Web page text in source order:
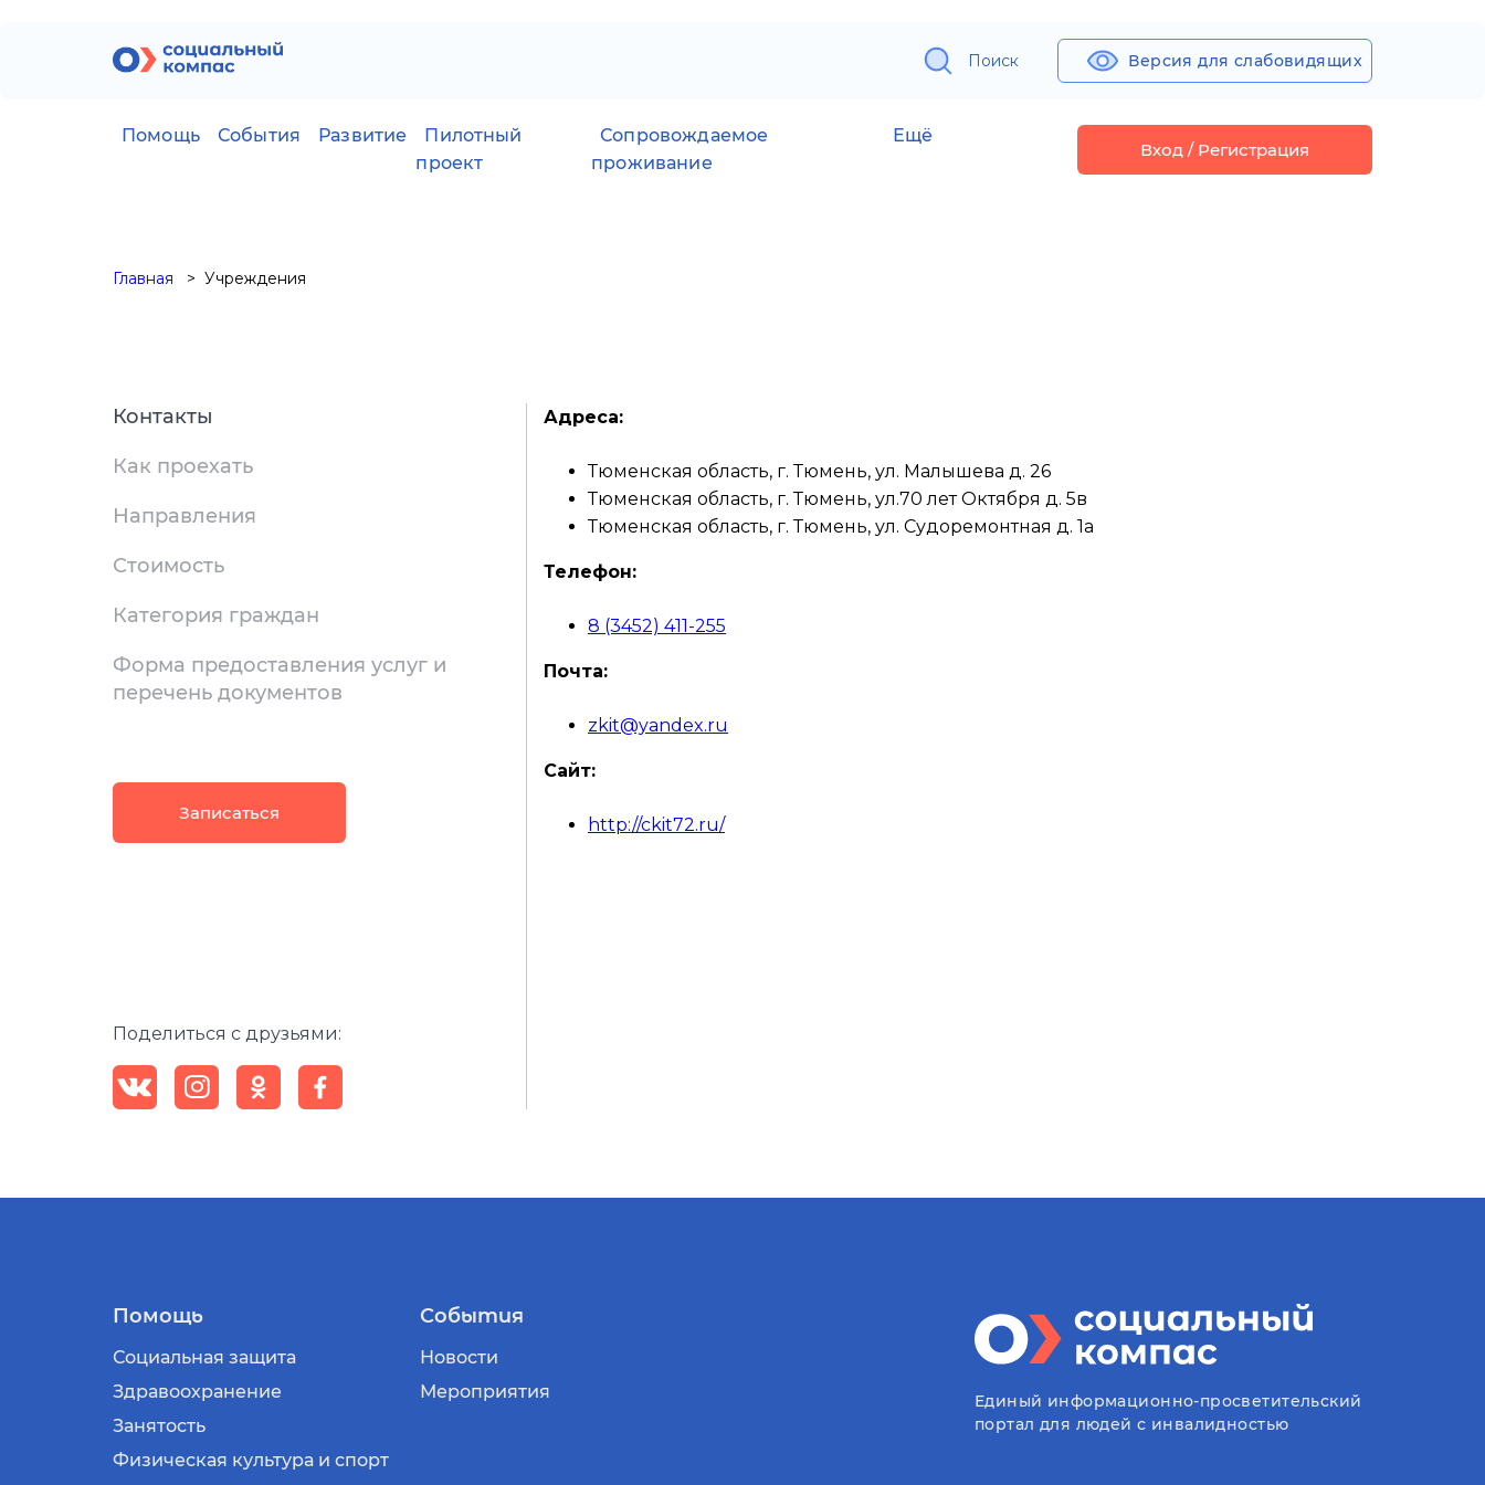
Поиск Версия для слабовидящих
Помощь События Развитие
Пилотный
проект
Сопровождаемое
проживание
Ещё
Вход / Регистрация
Главная Учреждения
Контакты
Как проехать
Направления
Стоимость
Категория граждан
Форма предоставления услуг и
перечень документов
Записаться
Поделиться с друзьями:
Адреса:
Тюменская область, г. Тюмень, ул. Малышева д. 26
Тюменская область, г. Тюмень, ул.70 лет Октября д. 5в
Тюменская область, г. Тюмень, ул. Судоремонтная д. 1а
Телефон:
8 (3452) 411-255
Почта:
zkit@yandex.ru
Сайт:
http://ckit72.ru/
Помощь
Социальная защита
Здравоохранение
Занятость
Физическая культура и спорт
События
Новости
Мероприятия
Единый информационно-просветительский
портал для людей с инвалидностью